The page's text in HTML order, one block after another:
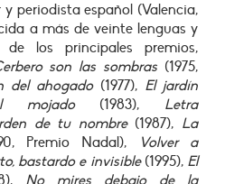
periodista español (Valencia,
a más de veinte lenguas y
los principales premios,
son las sombras (1975,
del ahogado(1977), El jardín
mojado(1983), Letra
de tu nombre(1987), La
Premio Nadal),
Volver a
bastardo e invisible(1995), El
No mires debajo de la